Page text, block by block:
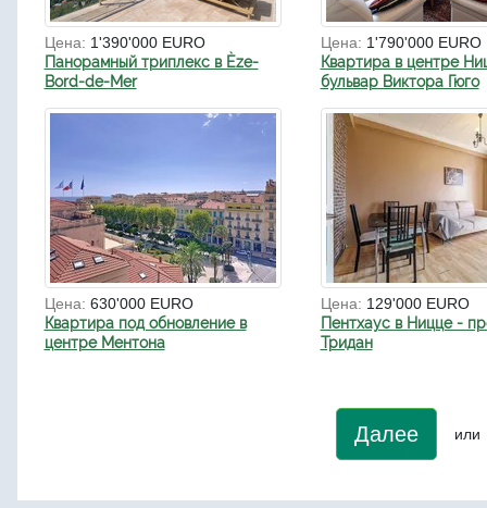
Цена: 1'390'000 EURO
Панорамный триплекс в Èze-
Bord-de-Mer
Цена: 1'790'000 EURO
Квартира в центре
бульвар Виктора Гюго
Цена: 630'000 EURO
Квартира под обновление в
центре Ментона
Цена: 129'000 EURO
Пентхаус в Ницце -
Тридан
Далее или